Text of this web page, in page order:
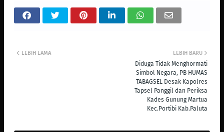
LEBIH BARU
Diduga Tidak Menghormati
Simbol Negara, PB HUMAS
TABAGSEL Desak Kapolres
Tapsel Panggil dan Periksa
Kades Gunung Martua
Kec.Portibi Kab.Paluta
LEBIH LAMA